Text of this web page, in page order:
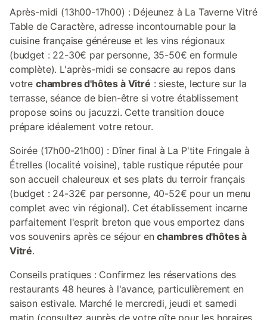
Après-midi (13h00-17h00) : Déjeunez à La Taverne Vitré
Table de Caractère, adresse incontournable pour la
cuisine française généreuse et les vins régionaux
(budget : 22-30€ par personne, 35-50€ en formule
complète). L'après-midi se consacre au repos dans
votre chambres d'hôtes à Vitré : sieste, lecture sur la
terrasse, séance de bien-être si votre établissement
propose soins ou jacuzzi. Cette transition douce
prépare idéalement votre retour.
Soirée (17h00-21h00) : Dîner final à La P'tite Fringale à
Étrelles (localité voisine), table rustique réputée pour
son accueil chaleureux et ses plats du terroir français
(budget : 24-32€ par personne, 40-52€ pour un menu
complet avec vin régional). Cet établissement incarne
parfaitement l'esprit breton que vous emportez dans
vos souvenirs après ce séjour enchambres d'hôtes à
Vitré.
Conseils pratiques : Confirmez les réservations des
restaurants 48 heures à l'avance, particulièrement en
saison estivale. Marché le mercredi, jeudi et samedi
matin (consultez auprès de votre gîte pour les horaires